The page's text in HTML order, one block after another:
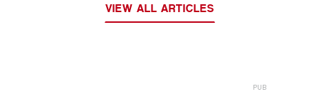
VIEW ALL ARTICLES